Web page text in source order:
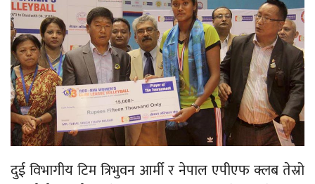
दुई विभागीय टिम त्रिभुवन आर्मी र नेपाल एपीएफ क्लब तेस्रो